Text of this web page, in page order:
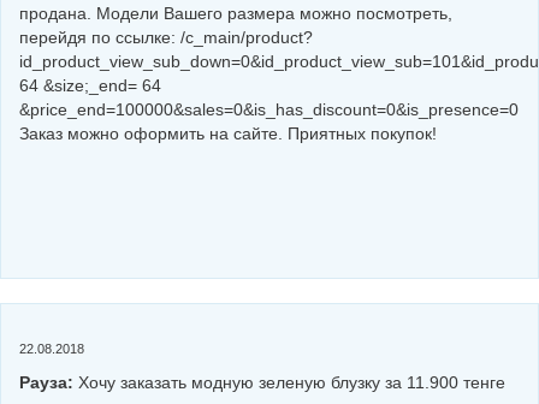
продана. Модели Вашего размера можно посмотреть,
перейдя по ссылке: /c_main/product?
64 &size;_end= 64
&price_end=100000&sales=0&is_has_discount=0&is_presence=0
Заказ можно оформить на сайте. Приятных покупок!
22.08.2018
Рауза: Хочу заказать модную зеленую блузку за 11.900 тенге